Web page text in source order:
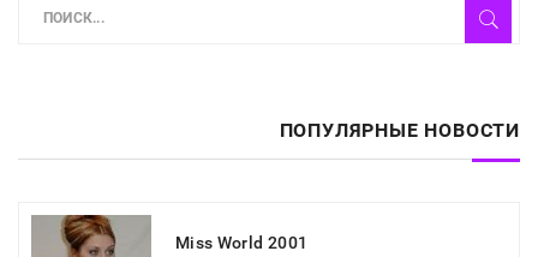
ПОПУЛЯРНЫЕ НОВОСТИ
Miss World 2001